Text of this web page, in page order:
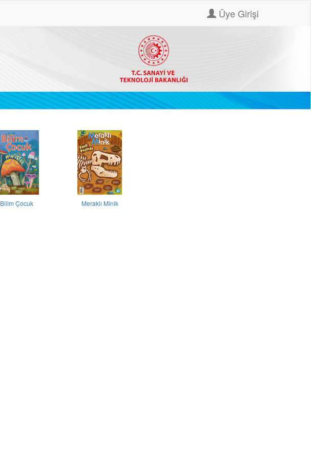
Üye Girişi
Bilim Çocuk Meraklı Minik